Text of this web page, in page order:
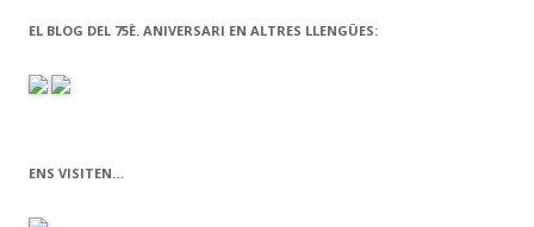
EL BLOG DEL 75È. ANIVERSARI EN ALTRES LLENGÜES:
ENS VISITEN…